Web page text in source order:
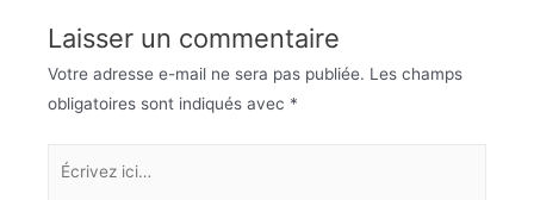
Laisser un commentaire
Votre adresse e-mail ne sera pas publiée. Les champs
obligatoires sont indiqués avec *